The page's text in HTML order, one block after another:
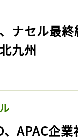
ナセル最
九州
、APAC企